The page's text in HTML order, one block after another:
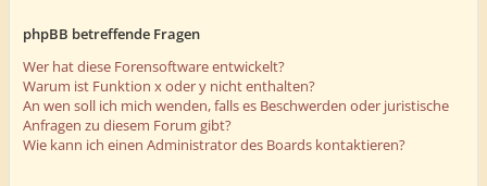
phpBB betreffende Fragen
Wer hat diese Forensoftware entwickelt?
Warum ist Funktion x oder y nicht enthalten?
An wen soll ich mich wenden, falls es Beschwerden oder juristische
Anfragen zu diesem Forum gibt?
Wie kann ich einen Administrator des Boards kontaktieren?